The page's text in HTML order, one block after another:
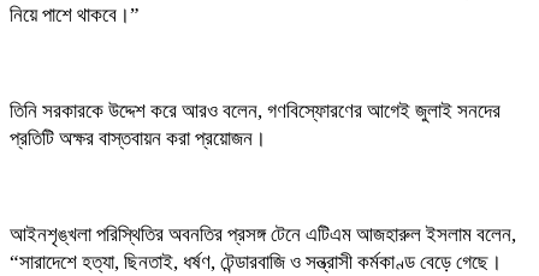
নিয়ে পাশে থাকবে।”
তিনি সরকারকে উদ্দেশ করে আরও বলেন, গণবিস্ফোরণের আগেই জুলাই সনদের
প্রতিটি অক্ষর বাস্তবায়ন করা প্রয়োজন।
আইনশৃঙ্খলা পরিস্থিতির অবনতির প্রসঙ্গ টেনে এটিএম আজহারুল ইসলাম বলেন,
“সারাদেশে হত্যা, ছিনতাই, ধর্ষণ, টেন্ডারবাজি ও সন্ত্রাসী কর্মকাণ্ড বেড়ে গেছে।